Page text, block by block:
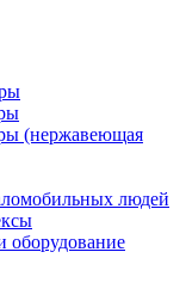
(нержавеющая
людей
оборудование